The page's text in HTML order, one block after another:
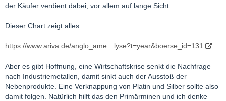
der Käufer verdient dabei, vor allem auf lange Sicht.
Dieser Chart zeigt alles:
https://www.ariva.de/anglo_ame…lyse?t=year&boerse_id=131
Aber es gibt Hoffnung, eine Wirtschaftskrise senkt die Nachfrage
nach Industriemetallen, damit sinkt auch der Ausstoß der
Nebenprodukte. Eine Verknappung von Platin und Silber sollte also
damit folgen. Natürlich hilft das den Primärminen und ich denke